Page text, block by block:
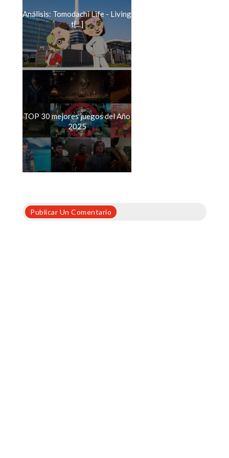
Análisis: Tomodachi Life - Living
t[...]
TOP 30 mejores juegos del Año
2025
Publicar Un Comentario